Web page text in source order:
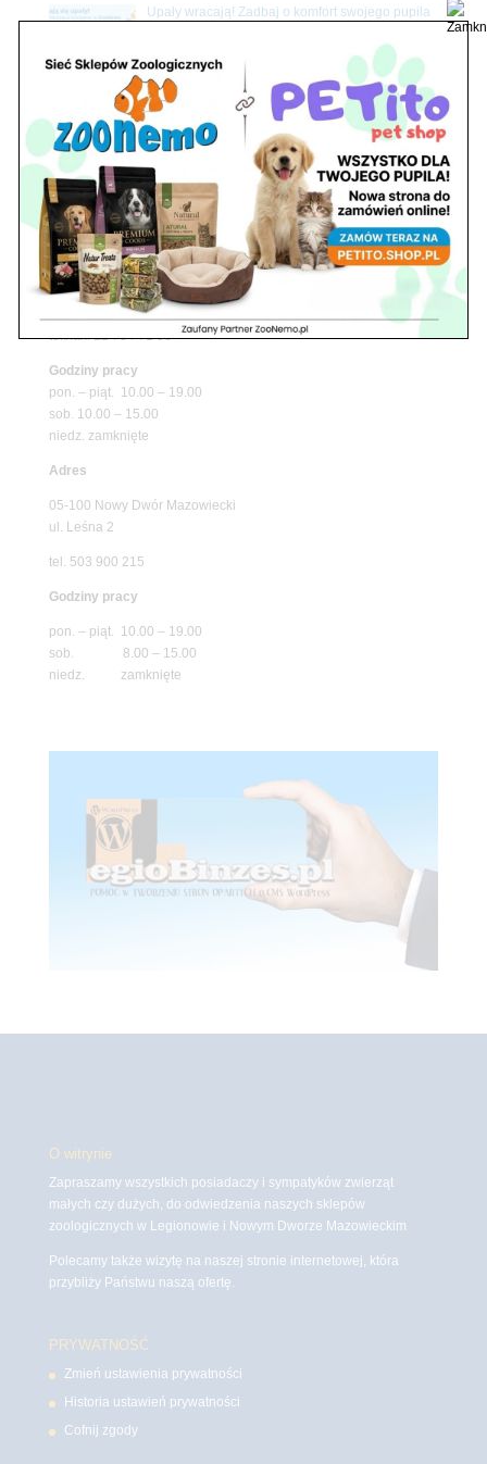
Upały wracają! Zadbaj o komfort swojego pupila
Z Życia Sklepu
Petito Pet Shop – Internetowy Sklep Zoologiczny
Online! Wszystko Dla Twojego Pupila | ZooNemo
Znajdź nas
Adres
05-120 Legionowo
ul. Piłsudskiego 31,
pawilon 134
tel./fax. 22 784 71 96
Godziny pracy
pon. – piąt. 10.00 – 19.00
sob. 10.00 – 15.00
niedz. zamknięte
Adres
05-100 Nowy Dwór Mazowiecki
ul. Leśna 2
tel. 503 900 215
Godziny pracy
pon. – piąt. 10.00 – 19.00
sob. 8.00 – 15.00
niedz. zamknięte
O witrynie
Zapraszamy wszystkich posiadaczy i sympatyków zwierząt
małych czy dużych, do odwiedzenia naszych sklepów
zoologicznych w Legionowie i Nowym Dworze Mazowieckim
Polecamy także wizytę na naszej stronie internetowej, która
przybliży Państwu naszą ofertę.
PRYWATNOŚĆ
Zmień ustawienia prywatności
Historia ustawień prywatności
Cofnij zgody